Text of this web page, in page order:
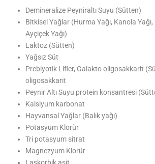
Demineralize Peyniraltı Suyu (Sütten)
Bitkisel Yağlar (Hurma Yağı, Kanola
Ayçiçek Yağı)
Laktoz (Sütten)
Yağsız Süt
Prebiyotik Lifler, Galakto oligosakkarit
oligosakkarit
Peynir Altı Suyu protein konsantresi
Kalsiyum karbonat
Hayvansal Yağlar (Balık yağı)
Potasyum Klorür
Tri potasyum sitrat
Magnezyum Klorür